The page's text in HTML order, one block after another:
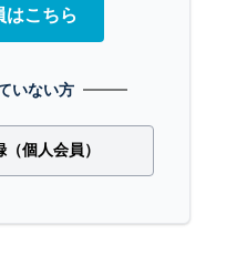
はこちら
いない方
個人会員）